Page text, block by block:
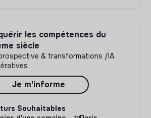
les compétences du
siècle
& transformations /IA
Je m'informe
Souhaitables